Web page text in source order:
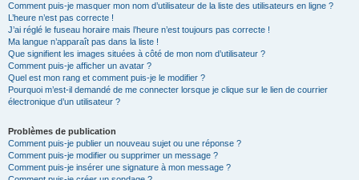
Comment puis-je masquer mon nom d’utilisateur de la liste des utilisateurs en ligne ?
L’heure n’est pas correcte !
J’ai réglé le fuseau horaire mais l’heure n’est toujours pas correcte !
Ma langue n’apparaît pas dans la liste !
Que signifient les images situées à côté de mon nom d’utilisateur ?
Comment puis-je afficher un avatar ?
Quel est mon rang et comment puis-je le modifier ?
Pourquoi m’est-il demandé de me connecter lorsque je clique sur le lien de courrier
électronique d’un utilisateur ?
Problèmes de publication
Comment puis-je publier un nouveau sujet ou une réponse ?
Comment puis-je modifier ou supprimer un message ?
Comment puis-je insérer une signature à mon message ?